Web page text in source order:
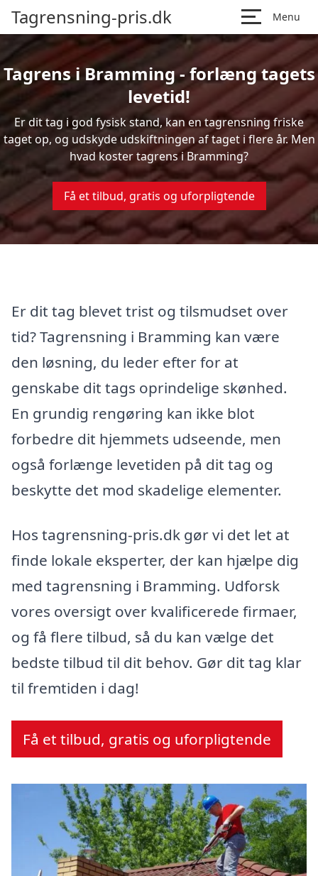
Tagrensning-pris.dk Menu
Tagrens i Bramming - forlæng tagets
levetid!
Er dit tag i god fysisk stand, kan en tagrensning friske
taget op, og udskyde udskiftningen af taget i flere år. Men
hvad koster tagrens i Bramming?
Få et tilbud, gratis og uforpligtende
Er dit tag blevet trist og tilsmudset over
tid? Tagrensning i Bramming kan være
den løsning, du leder efter for at
genskabe dit tags oprindelige skønhed.
En grundig rengøring kan ikke blot
forbedre dit hjemmets udseende, men
også forlænge levetiden på dit tag og
beskytte det mod skadelige elementer.
Hos tagrensning-pris.dk gør vi det let at
finde lokale eksperter, der kan hjælpe dig
med tagrensning i Bramming. Udforsk
vores oversigt over kvalificerede firmaer,
og få flere tilbud, så du kan vælge det
bedste tilbud til dit behov. Gør dit tag klar
til fremtiden i dag!
Få et tilbud, gratis og uforpligtende